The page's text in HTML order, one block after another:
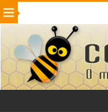
Beleza Cinema e TV
Internet Jogos
VeÃ­culos Adulto